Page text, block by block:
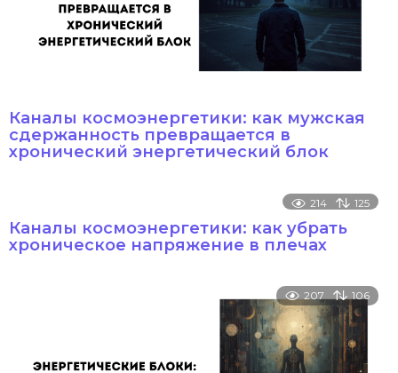
Каналы космоэнергетики: как мужская
сдержанность превращается в
хронический энергетический блок
214 125
Каналы космоэнергетики: как убрать
хроническое напряжение в плечах
207 106